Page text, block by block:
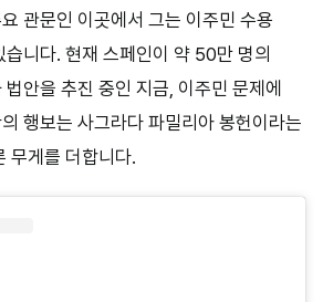
관문인 이곳에서 그는 이주민 수용
니다. 현재 스페인이 약 50만 명의
안을 추진 중인 지금, 이주민 문제에
행보는 사그라다 파밀리아 봉헌이라는
무게를 더합니다.